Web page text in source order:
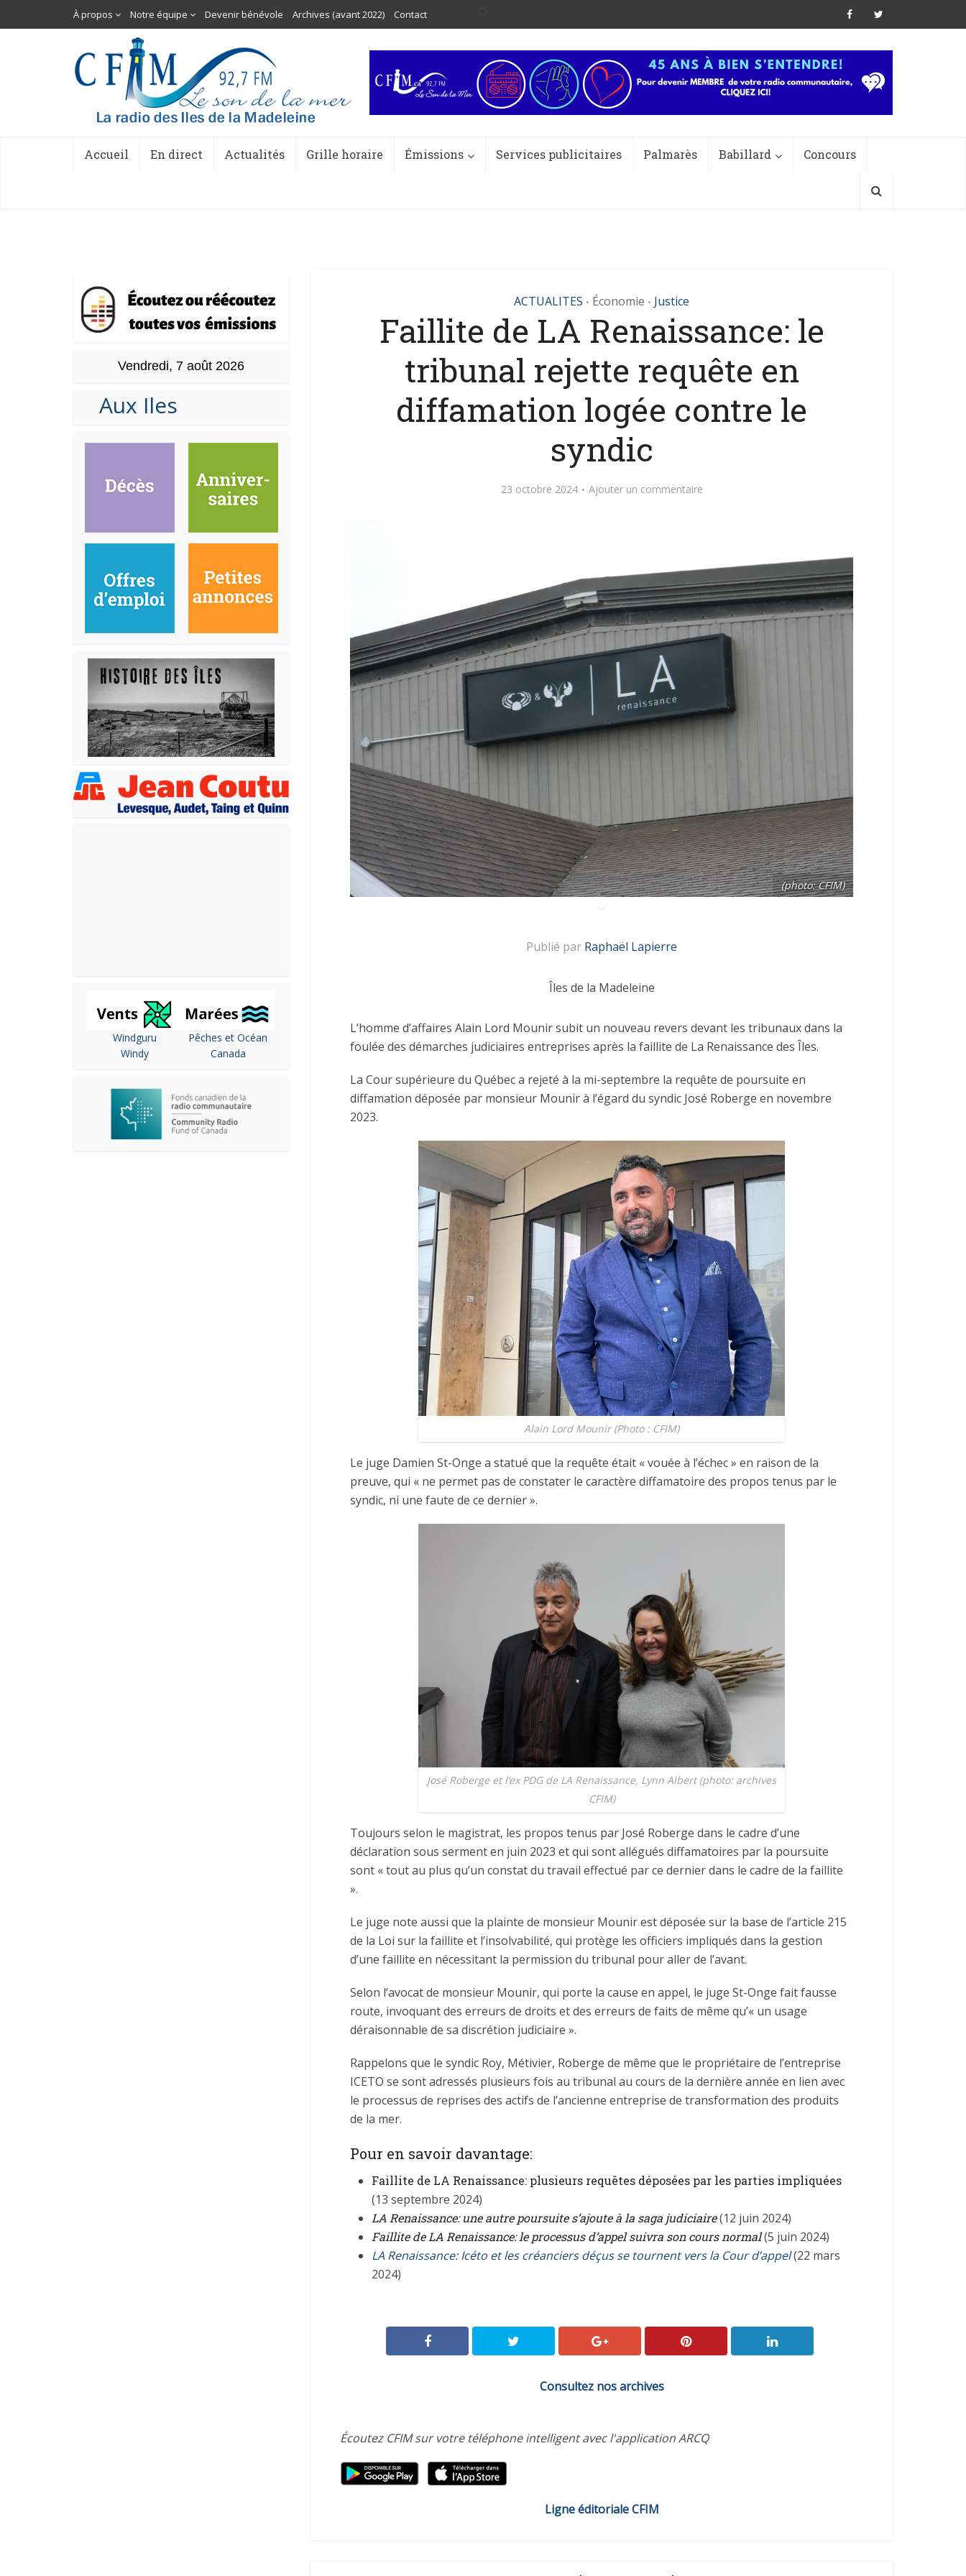
À propos Notre équipe Devenir bénévole Archives (avant 2022) Contact
Accueil En direct Actualités Grille horaire Émissions Services publicitaires Palmarès Babillard Concours
Vendredi, 7 août 2026
Aux Iles
Windguru
Windy
Pêches et Océan
Canada
ACTUALITES • Économie • Justice
Faillite de LA Renaissance: le
tribunal rejette requête en
diffamation logée contre le
syndic
23 octobre 2024 Ajouter un commentaire
(photo: CFIM)
Publié par Raphaël Lapierre
Îles de la Madeleine
L’homme d’affaires Alain Lord Mounir subit un nouveau revers devant les tribunaux dans la
foulée des démarches judiciaires entreprises après la faillite de La Renaissance des Îles.
La Cour supérieure du Québec a rejeté à la mi-septembre la requête de poursuite en
diffamation déposée par monsieur Mounir à l’égard du syndic José Roberge en novembre
2023.
Alain Lord Mounir (Photo : CFIM)
Le juge Damien St-Onge a statué que la requête était « vouée à l’échec » en raison de la
preuve, qui « ne permet pas de constater le caractère diffamatoire des propos tenus par le
syndic, ni une faute de ce dernier ».
José Roberge et l’ex PDG de LA Renaissance, Lynn Albert (photo: archives
CFIM)
Toujours selon le magistrat, les propos tenus par José Roberge dans le cadre d’une
déclaration sous serment en juin 2023 et qui sont allégués diffamatoires par la poursuite
sont « tout au plus qu’un constat du travail effectué par ce dernier dans le cadre de la faillite
».
Le juge note aussi que la plainte de monsieur Mounir est déposée sur la base de l’article 215
de la Loi sur la faillite et l’insolvabilité, qui protège les officiers impliqués dans la gestion
d’une faillite en nécessitant la permission du tribunal pour aller de l’avant.
Selon l’avocat de monsieur Mounir, qui porte la cause en appel, le juge St-Onge fait fausse
route, invoquant des erreurs de droits et des erreurs de faits de même qu’« un usage
déraisonnable de sa discrétion judiciaire ».
Rappelons que le syndic Roy, Métivier, Roberge de même que le propriétaire de l’entreprise
ICETO se sont adressés plusieurs fois au tribunal au cours de la dernière année en lien avec
le processus de reprises des actifs de l’ancienne entreprise de transformation des produits
de la mer.
Pour en savoir davantage:
Faillite de LA Renaissance: plusieurs requêtes déposées par les parties impliquées
(13 septembre 2024)
LA Renaissance: une autre poursuite s’ajoute à la saga judiciaire(12 juin 2024)
Faillite de LA Renaissance: le processus d’appel suivra son cours normal(5 juin 2024)
LA Renaissance: Icéto et les créanciers déçus se tournent vers la Cour d’appel(22 mars
2024)
Consultez nos archives
Écoutez CFIM sur votre téléphone intelligent avec l'application ARCQ
Ligne éditoriale CFIM